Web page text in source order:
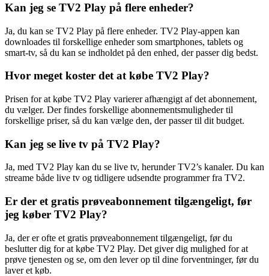
Kan jeg se TV2 Play på flere enheder?
Ja, du kan se TV2 Play på flere enheder. TV2 Play-appen kan
downloades til forskellige enheder som smartphones, tablets og
smart-tv, så du kan se indholdet på den enhed, der passer dig bedst.
Hvor meget koster det at købe TV2 Play?
Prisen for at købe TV2 Play varierer afhængigt af det abonnement,
du vælger. Der findes forskellige abonnementsmuligheder til
forskellige priser, så du kan vælge den, der passer til dit budget.
Kan jeg se live tv på TV2 Play?
Ja, med TV2 Play kan du se live tv, herunder TV2’s kanaler. Du kan
streame både live tv og tidligere udsendte programmer fra TV2.
Er der et gratis prøveabonnement tilgængeligt, før
jeg køber TV2 Play?
Ja, der er ofte et gratis prøveabonnement tilgængeligt, før du
beslutter dig for at købe TV2 Play. Det giver dig mulighed for at
prøve tjenesten og se, om den lever op til dine forventninger, før du
laver et køb.